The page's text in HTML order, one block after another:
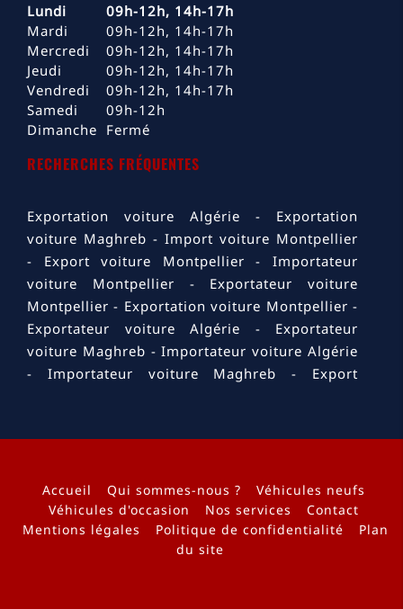
Lundi
09h-12h, 14h-17h
Mardi
09h-12h, 14h-17h
Mercredi
09h-12h, 14h-17h
Jeudi
09h-12h, 14h-17h
Vendredi
09h-12h, 14h-17h
Samedi
09h-12h
Dimanche Fermé
RECHERCHES FRÉQUENTES
Exportation voiture Algérie
Exportation
voiture Maghreb
Import voiture Montpellier
Export voiture Montpellier
Importateur
voiture Montpellier
Exportateur voiture
Montpellier
Exportation voiture Montpellier
Exportateur voiture Algérie
Exportateur
voiture Maghreb
Importateur voiture Algérie
Importateur voiture Maghreb
Export
Algérie
Import voiture Bouches-du-Rhône
Importateur voiture Bouches-du-Rhône
Exportateur voiture Bouches-du-Rhône
Exportation voiture Bouches-du-Rhône
Exportation voiture Marseille
Accueil Qui sommes-nous ?
Véhicules neufs
Véhicules d'occasion
Nos services
Contact
Mentions légales
Politique de confidentialité
Plan
du site